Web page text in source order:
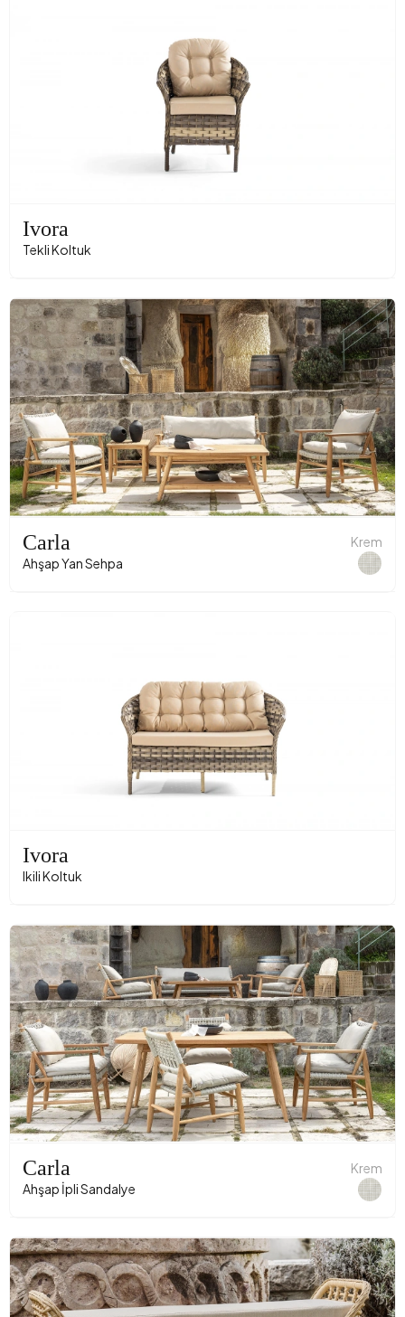
Ivora
Tekli Koltuk
Carla
Ahşap Yan Sehpa
Krem
Ivora
Ikili Koltuk
Carla
Ahşap İpli Sandalye
Krem